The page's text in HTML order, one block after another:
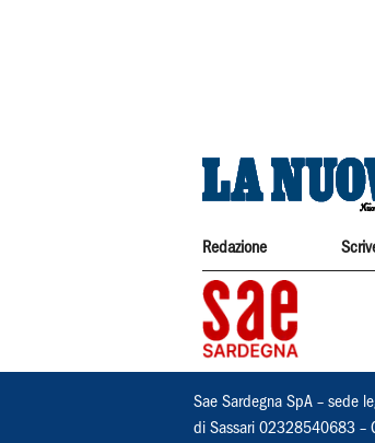
Redazione
Sae Sardegna SpA – sede
di Sassari 02328540683 –